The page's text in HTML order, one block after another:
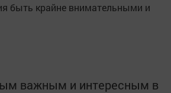
быть крайне внимательными и
важным и интересным в